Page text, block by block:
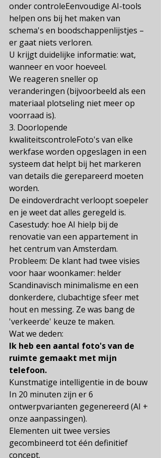
onder controleEenvoudige AI-tools
helpen ons bij het maken van
schema's en boodschappenlijstjes –
er gaat niets verloren.
U krijgt duidelijke informatie: wat,
wanneer en voor hoeveel.
We reageren sneller op
veranderingen (bijvoorbeeld als een
materiaal plotseling niet meer op
voorraad is).
3. Doorlopende
kwaliteitscontroleFoto's van elke
werkfase worden opgeslagen in een
systeem dat helpt bij het markeren
van details die gerepareerd moeten
worden.
De eindoverdracht verloopt soepeler
en je weet dat alles geregeld is.
Casestudy: hoe AI hielp bij de
renovatie van een appartement in
het centrum van Amsterdam.
Probleem: De klant had twee visies
voor haar woonkamer: helder
Scandinavisch minimalisme en een
donkerdere, clubachtige sfeer met
hout en messing. Ze was bang de
'verkeerde' keuze te maken.
Wat we deden:
Ik heb een aantal foto's van de
ruimte gemaakt met mijn
telefoon.
Kunstmatige intelligentie in de bouw
In 20 minuten zijn er 6
ontwerpvarianten gegenereerd (AI +
onze aanpassingen).
Elementen uit twee versies
gecombineerd tot één definitief
concept.